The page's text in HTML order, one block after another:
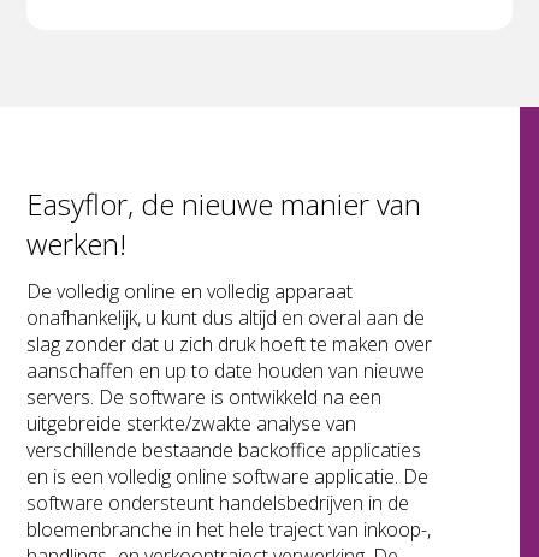
Easyflor, de nieuwe manier van
werken!
De volledig online en volledig apparaat
onafhankelijk, u kunt dus altijd en overal aan de
slag zonder dat u zich druk hoeft te maken over
aanschaffen en up to date houden van nieuwe
servers. De software is ontwikkeld na een
uitgebreide sterkte/zwakte analyse van
verschillende bestaande backoffice applicaties
en is een volledig online software applicatie. De
software ondersteunt handelsbedrijven in de
bloemenbranche in het hele traject van inkoop-,